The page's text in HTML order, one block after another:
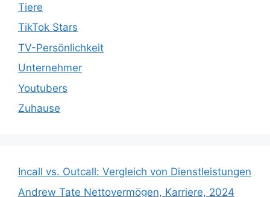
Tiere
TikTok Stars
TV-Persönlichkeit
Unternehmer
Youtubers
Zuhause
Incall vs. Outcall: Vergleich von Dienstleistungen
Andrew Tate Nettovermögen, Karriere, 2024